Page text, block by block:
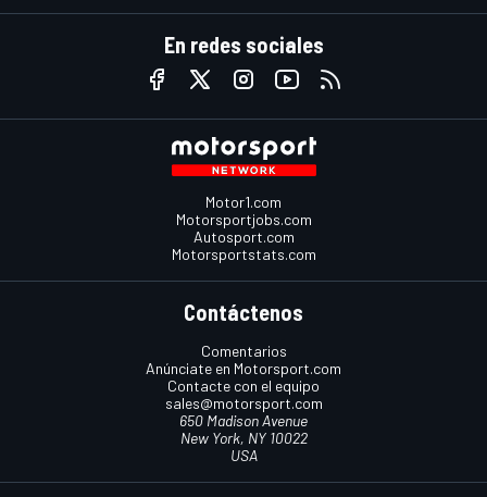
En redes sociales
Motor1.com
Motorsportjobs.com
Autosport.com
Motorsportstats.com
Contáctenos
Comentarios
Anúnciate en Motorsport.com
Contacte con el equipo
sales@motorsport.com
650 Madison Avenue
New York, NY 10022
USA